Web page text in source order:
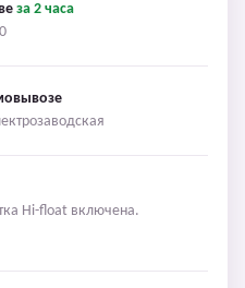
за 2 часа
Hi-float включена.